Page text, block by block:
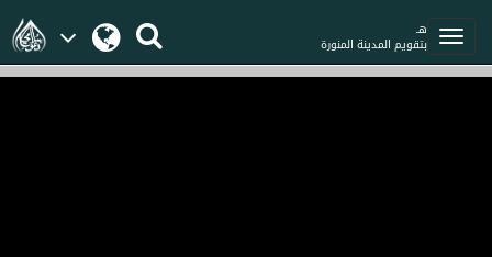
هـ
بتقويم المدينة المنورة